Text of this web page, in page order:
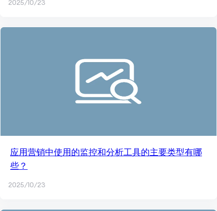
2025/10/23
应用营销中使用的监控和分析工具的主要类型有哪
些？
2025/10/23